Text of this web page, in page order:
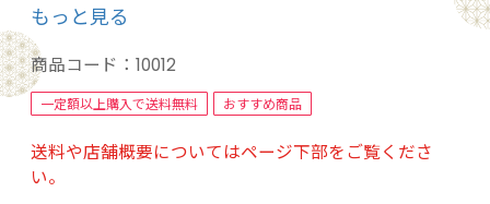
【内容】 白川路（3枚×12袋入）紙箱入
【サイズ】縦20㎝、横17.5cm、高さ3.5cm
【包装】 人間国宝芹沢銈介氏デザイン「春夏
秋冬」の包装紙
【のし紙等】可
もっと見る
商品コード： 10012
一定額以上購入で送料無料 おすすめ商品
送料や店舗概要についてはページ下部をご覧くださ
い。